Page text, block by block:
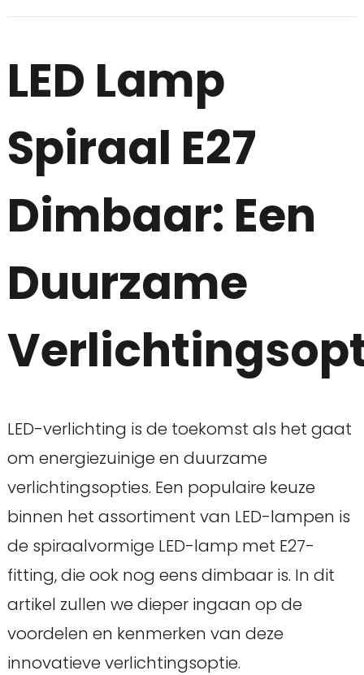
LED Lamp
Spiraal E27
Dimbaar: Een
Duurzame
LED-verlichting is de toekomst als het gaat
om energiezuinige en duurzame
verlichtingsopties. Een populaire keuze
binnen het assortiment van LED-lampen is
de spiraalvormige LED-lamp met E27-
fitting, die ook nog eens dimbaar is. In dit
artikel zullen we dieper ingaan op de
voordelen en kenmerken van deze
innovatieve verlichtingsoptie.